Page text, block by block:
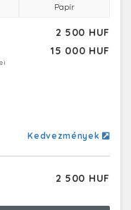
Papír
2 500 HUF
15 000 HUF
Kedvezmények
2 500 HUF